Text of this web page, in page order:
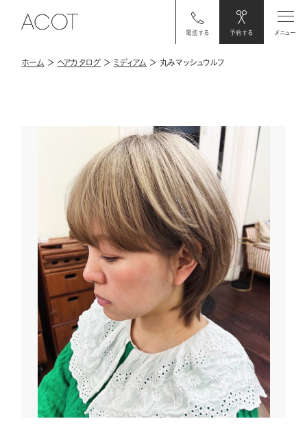
電話する 予約する メニュー
ホーム ＞ ヘアカタログ ＞ ミディアム ＞ 丸みマッシュウルフ